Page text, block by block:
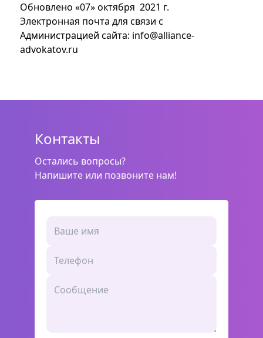
Обновлено «07» октября 2021 г.
Электронная почта для связи с
Администрацией сайта: info@alliance-
advokatov.ru
Контакты
Остались вопросы?
Напишите или позвоните нам!